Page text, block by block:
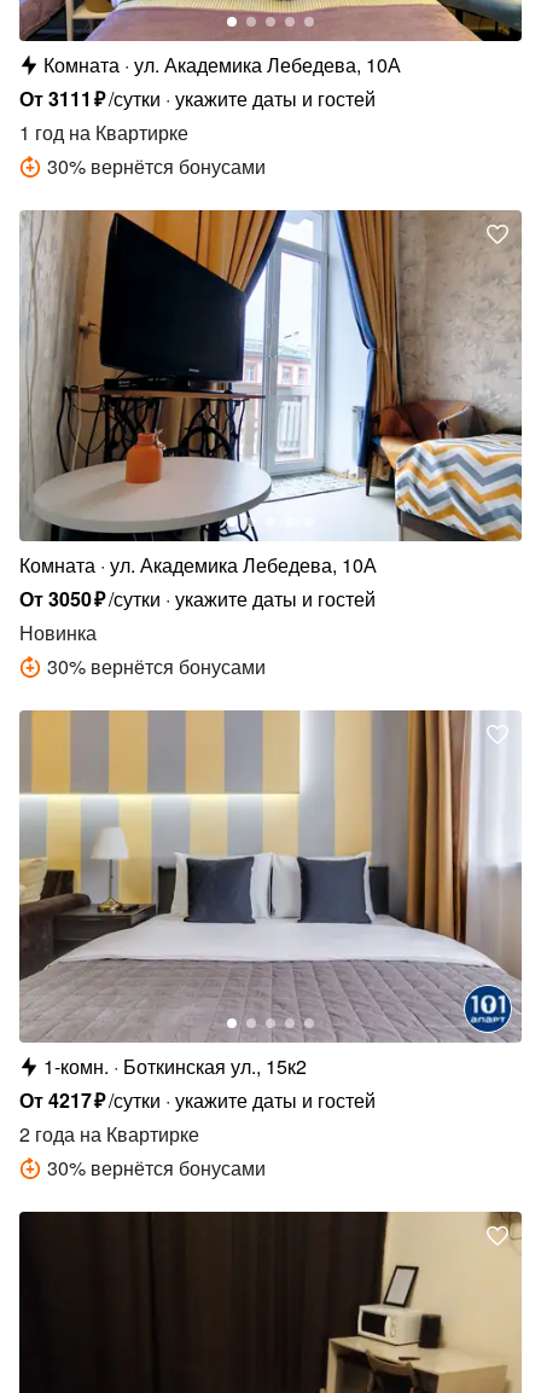
Комната ул. Академика Лебедева, 10А
От3111 ₽/сутки укажите даты и гостей
1 год на Квартирке
30% вернётся бонусами
Комната ул. Академика Лебедева, 10А
От3050₽/сутки укажите даты и гостей
Новинка
30% вернётся бонусами
1-комн.
Боткинская ул., 15к2
От4217₽/сутки укажите даты и гостей
2 года на Квартирке
30% вернётся бонусами